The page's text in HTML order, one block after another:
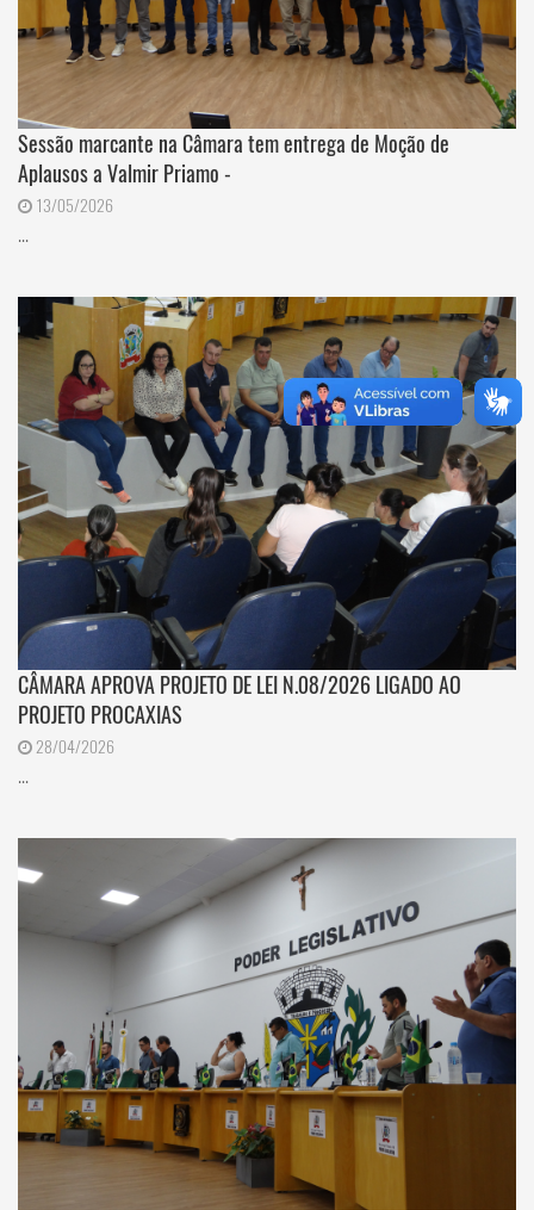
Sessão marcante na Câmara tem entrega de Moção de
Aplausos a Valmir Priamo -
13/05/2026
...
CÂMARA APROVA PROJETO DE LEI N.08/2026 LIGADO AO
PROJETO PROCAXIAS
28/04/2026
...